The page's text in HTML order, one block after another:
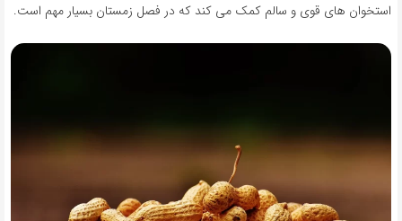
استخوان های قوی و سالم کمک می کند که در فصل زمستان بسیار مهم است.